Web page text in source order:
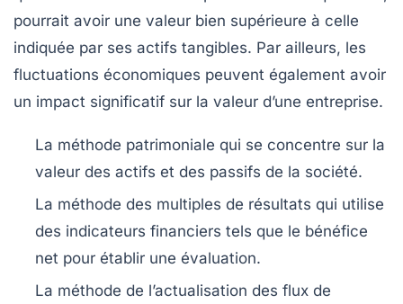
pourrait avoir une valeur bien supérieure à celle
indiquée par ses actifs tangibles. Par ailleurs, les
fluctuations économiques peuvent également avoir
un impact significatif sur la valeur d’une entreprise.
La méthode patrimoniale qui se concentre sur la
valeur des actifs et des passifs de la société.
La méthode des multiples de résultats qui utilise
des indicateurs financiers tels que le bénéfice
net pour établir une évaluation.
La méthode de l’actualisation des flux de